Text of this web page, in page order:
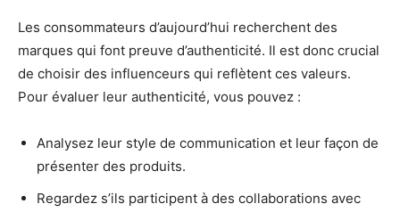
Les consommateurs d’aujourd’hui recherchent des
marques qui font preuve d’authenticité. Il est donc crucial
de choisir des influenceurs qui reflètent ces valeurs.
Pour évaluer leur authenticité, vous pouvez :
Analysez leur style de communication et leur façon de
présenter des produits.
Regardez s’ils participent à des collaborations avec